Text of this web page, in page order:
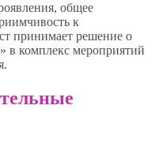
общее
к
принимает решение о
в комплекс мероприятий